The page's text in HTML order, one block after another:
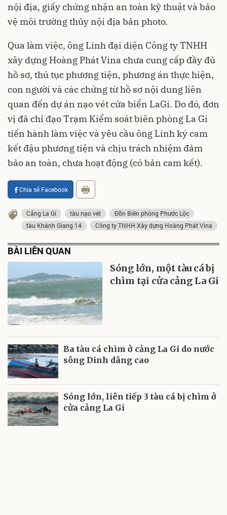
nội địa, giấy chứng nhận an toàn kỹ thuật và bảo
vệ môi trường thủy nội địa bản photo.
Qua làm việc, ông Linh đại diện Công ty TNHH
xây dựng Hoàng Phát Vina chưa cung cấp đầy đủ
hồ sơ, thủ tục phương tiện, phương án thực hiện,
con người và các chứng từ hồ sơ nội dung liên
quan đến dự án nạo vét cửa biển LaGi. Do đó, đơn
vị đã chỉ đạo Trạm Kiểm soát biên phòng La Gi
tiến hành làm việc và yêu cầu ông Linh ký cam
kết đậu phương tiện và chịu trách nhiệm đảm
bảo an toàn, chưa hoạt động (có bản cam kết).
Chia sẻ Facebook
Cảng La Gi tàu nạo vét
Đồn Biên phòng Phước Lộc
tàu Khánh Giang 14
Công ty TNHH Xây dựng Hoàng Phát Vina
BÀI LIÊN QUAN
Sóng lớn, một tàu cá bị
chìm tại cửa cảng La Gi
Ba tàu cá chìm ở cảng La Gi do nước
sông Dinh dâng cao
Sóng lớn, liên tiếp 3 tàu cá bị chìm ở
cửa cảng La Gi